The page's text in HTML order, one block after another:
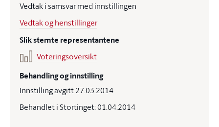
Vedtak i samsvar med innstillingen
Vedtak og henstillinger
Slik stemte representantene
Voteringsoversikt
Behandling og innstilling
Innstilling avgitt 27.03.2014
Behandlet i Stortinget: 01.04.2014